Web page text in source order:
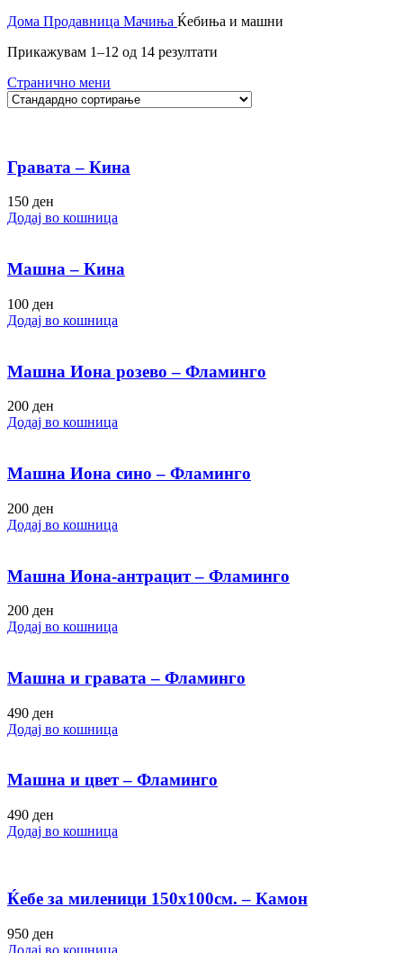
Дома Продавница Мачиња Ќебиња и машни
Прикажувам 1–12 од 14 резултати
Странично мени
Гравата – Кина
150 ден
Додај во кошница
Машна – Кина
100 ден
Додај во кошница
Машна Иона розево – Фламинго
200 ден
Додај во кошница
Машна Иона сино – Фламинго
200 ден
Додај во кошница
Машна Иона-антрацит – Фламинго
200 ден
Додај во кошница
Машна и гравата – Фламинго
490 ден
Додај во кошница
Машна и цвет – Фламинго
490 ден
Додај во кошница
Ќебе за миленици 150х100см. – Камон
950 ден
Додај во кошница